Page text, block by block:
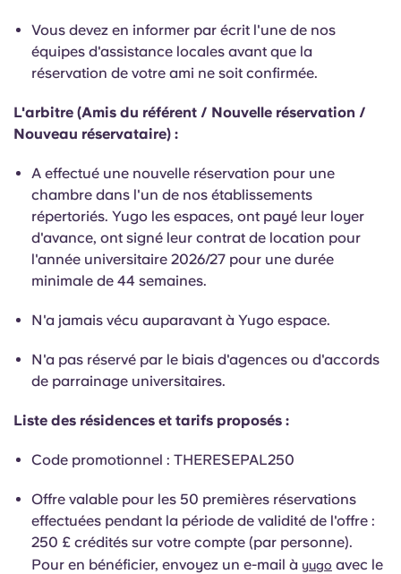
Català
Deutsch
French
Portuguese
Vous devez en informer par écrit l'une de nos
équipes d'assistance locales avant que la
réservation de votre ami ne soit confirmée.
L'arbitre (Amis du référent / Nouvelle réservation /
Nouveau réservataire) :
A effectué une nouvelle réservation pour une
chambre dans l'un de nos établissements
répertoriés. Yugo les espaces, ont payé leur loyer
d'avance, ont signé leur contrat de location pour
l'année universitaire 2026/27 pour une durée
minimale de 44 semaines.
N'a jamais vécu auparavant à Yugo espace.
N'a pas réservé par le biais d'agences ou d'accords
de parrainage universitaires.
Liste des résidences et tarifs proposés :
Code promotionnel : THERESEPAL250
Offre valable pour les 50 premières réservations
effectuées pendant la période de validité de l'offre :
250 £ crédités sur votre compte (par personne).
Pour en bénéficier, envoyez un e-mail à yugo avec le